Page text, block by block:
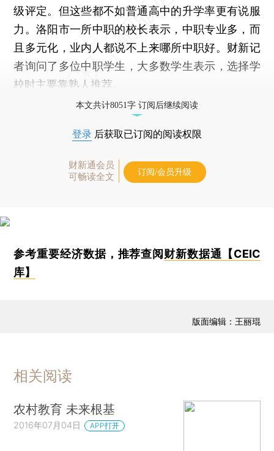
级评定。但这些都不如普通高中的升学率更有说服
力。洛阳市一所中职的校长表示，中职专业多，而
且多元化，业内人都说不上来哪所中职好。财新记
者询问了多位中职学生，大多数学生表示，选择学
校时主要靠熟人推荐。
本文共计8051字 订阅后继续阅读
登录 后获取已订阅的阅读权限
财新通会员
可畅读全文
订阅/会员升级
参考重要经济数据，推荐查阅 财新数据通【CEIC
库】
版面编辑：王丽琨
相关阅读
农村教育 未来根基
2016年07月04日 APP打开